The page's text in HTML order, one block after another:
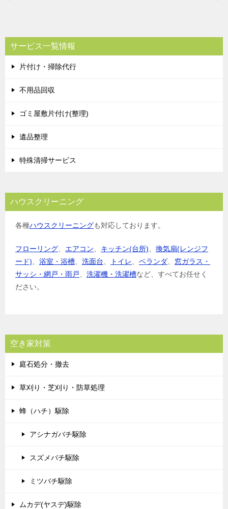
ビ
ゲ
ー
シ
サービス一覧情報
片付け・掃除代行
不用品回収
ゴミ屋敷片付け(整理)
遺品整理
特殊清掃サービス
ハウスクリーニング
各種ハウスクリーニングも対応しております。
フローリング エアコン キッチン(台所)
換気扇(レンジフ
ード)
浴室・浴槽 洗面台 トイレ ベランダ
窓ガラス・
サッシ・網戸・雨戸
洗濯機・洗濯槽など、すべてお任せく
ださい。
空き家対策
庭石処分・撤去
草刈り・芝刈り・防草処理
蜂（ハチ）駆除
アシナガバチ駆除
スズメバチ駆除
ミツバチ駆除
ムカデ(ヤスデ)駆除